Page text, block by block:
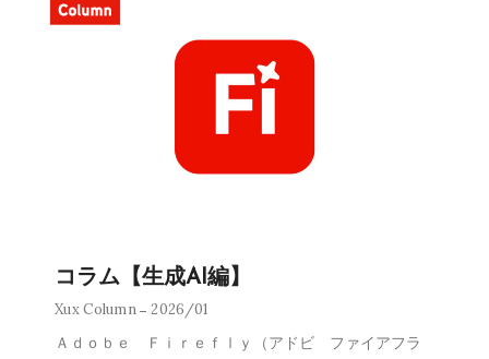
コラム【生成AI編】
Xux Column 2026/01
Ａｄｏｂｅ Ｆｉｒｅｆｌｙ（アドビ ファイアフラ